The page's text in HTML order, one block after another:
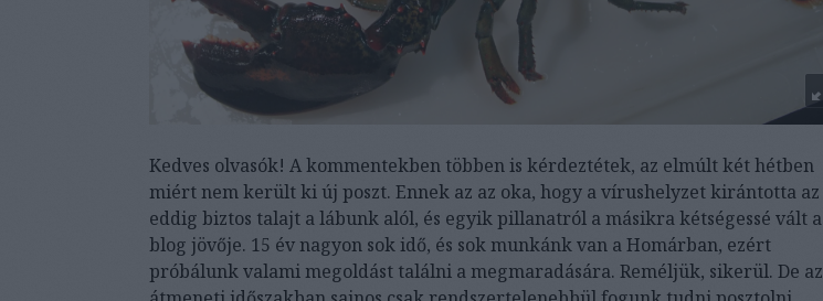
Kedves olvasók! A kommentekben többen is kérdeztétek, az elmúlt két hétben
miért nem került ki új poszt. Ennek az az oka, hogy a vírushelyzet kirántotta az
eddig biztos talajt a lábunk alól, és egyik pillanatról a másikra kétségessé vált a
blog jövője. 15 év nagyon sok idő, és sok munkánk van a Homárban, ezért
próbálunk valami megoldást találni a megmaradására. Reméljük, sikerül. De az